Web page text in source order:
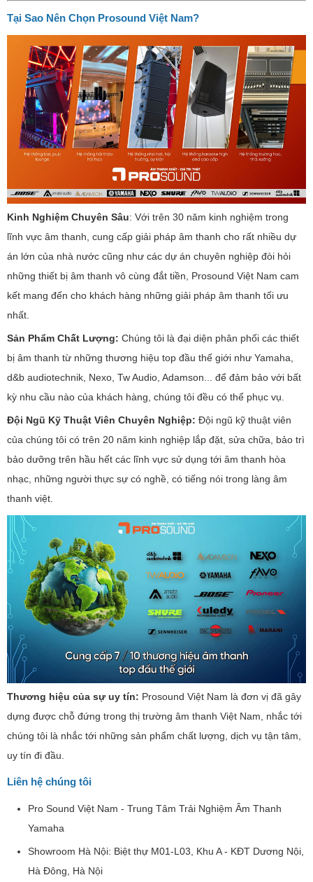
Tại Sao Nên Chọn Prosound Việt Nam?
Kinh Nghiệm Chuyên Sâu: Với trên 30 năm kinh nghiệm trong
lĩnh vực âm thanh, cung cấp giải pháp âm thanh cho rất nhiều dự
án lớn của nhà nước cũng như các dự án chuyên nghiệp đòi hỏi
những thiết bị âm thanh vô cùng đắt tiền, Prosound Việt Nam cam
kết mang đến cho khách hàng những giải pháp âm thanh tối ưu
nhất.
Sản Phẩm Chất Lượng: Chúng tôi là đại diện phân phối các thiết
bị âm thanh từ những thương hiệu top đầu thế giới như Yamaha,
d&b audiotechnik, Nexo, Tw Audio, Adamson... để đảm bảo với bất
kỳ nhu cầu nào của khách hàng, chúng tôi đều có thể phục vụ.
Đội Ngũ Kỹ Thuật Viên Chuyên Nghiệp: Đội ngũ kỹ thuật viên
của chúng tôi có trên 20 năm kinh nghiệp lắp đặt, sửa chữa, bảo trì
bảo dưỡng trên hầu hết các lĩnh vực sử dụng tới âm thanh hòa
nhạc, những người thực sự có nghề, có tiếng nói trong làng âm
thanh việt.
Thương hiệu của sự uy tín: Prosound Việt Nam là đơn vị đã gây
dựng được chỗ đứng trong thị trường âm thanh Việt Nam, nhắc tới
chúng tôi là nhắc tới những sản phẩm chất lượng, dịch vụ tận tâm,
uy tín đi đầu.
Liên hệ chúng tôi
Pro Sound Việt Nam - Trung Tâm Trải Nghiệm Âm Thanh
Yamaha
Showroom Hà Nội: Biệt thự M01-L03, Khu A - KĐT Dương Nội,
Hà Đông, Hà Nội